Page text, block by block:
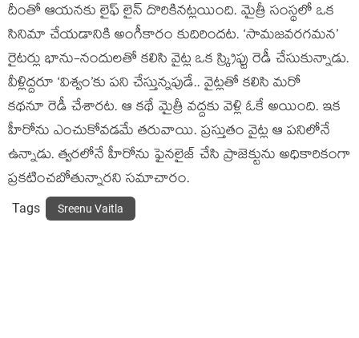
దీంతో ఆయనకు లైఫ్ లైన్ దొరికినట్లయింది. మైత్రీ సంస్థలో ఒక
సినిమా చేయడానికి అంగీకారం కుదిరిందట. ‘సామజవరగమన’
రైటర్లు భాను-నందులతో కలిసి వైట్ల ఒక స్క్రిప్టు రెడీ చేసుకున్నాడు.
వీళ్లిద్దరూ ‘విశ్వం’కు పని చేస్తున్నపుడే.. వైట్లతో కలిసి మరో
కథనూ రెడీ చేశారట. ఆ కథే మైత్రీ వద్దకు వెళ్లి ఓకే అయింది. ఇక
హీరోను ఎంచుకోవడమే తరువాయి. ప్రస్తుతం వైట్ల ఆ పనిలోనే
ఉన్నాడు. త్వరలోనే హీరోను ఫైనలైజ్ చేసి ప్రాజెక్టును అధికారికంగా
ప్రకటించబోతున్నారని సమాచారం.
Tags Sreenu Vaitla